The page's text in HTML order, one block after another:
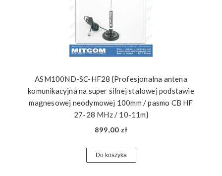
ASM100ND-SC-HF28 {Profesjonalna antena
komunikacyjna na super silnej stalowej podstawie
magnesowej neodymowej 100mm / pasmo CB HF
27-28 MHz / 10-11m}
899,00 zł
Do koszyka